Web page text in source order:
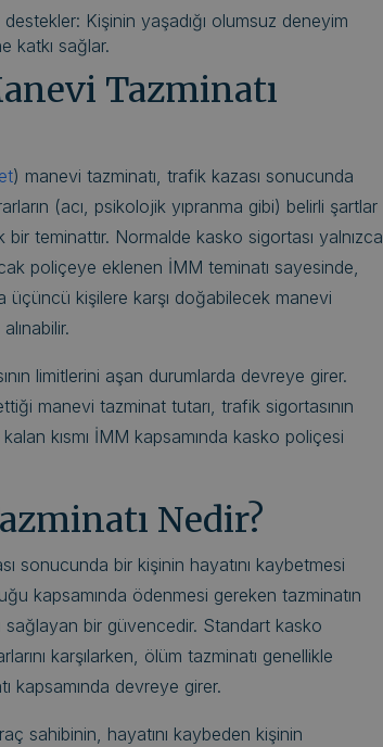
Kişinin yaşadığı olumsuz deneyim
katkı sağlar.
Tazminatı
) manevi tazminatı, trafik kazası sonucunda
(acı, psikolojik yıpranma gibi) belirli şartlar
bir teminattır. Normalde kasko sigortası yalnızca
poliçeye eklenen İMM teminatı sayesinde,
üçüncü kişilere karşı doğabilecek manevi
limitlerini aşan durumlarda devreye girer.
manevi tazminat tutarı, trafik sigortasının
kalan kısmı İMM kapsamında kasko poliçesi
Nedir?
sonucunda bir kişinin hayatını kaybetmesi
kapsamında ödenmesi gereken tazminatın
sağlayan bir güvencedir. Standart kasko
karşılarken, ölüm tazminatı genellikle
kapsamında devreye girer.
sahibinin, hayatını kaybeden kişinin